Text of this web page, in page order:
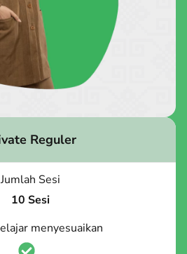
Reguler
Jumlah Sesi
10 Sesi
menyesuaikan